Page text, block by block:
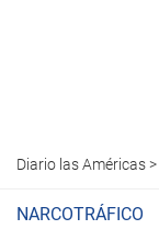
Diario las Américas>
NARCOTRÁFICO